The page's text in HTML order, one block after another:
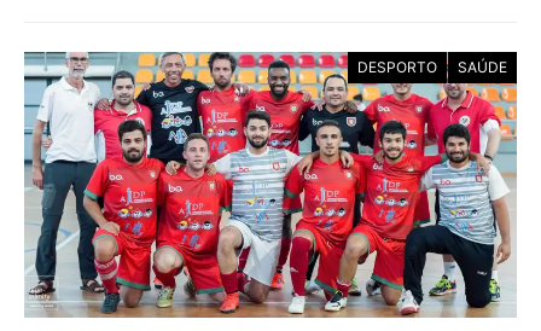
DESPORTO SAÚDE